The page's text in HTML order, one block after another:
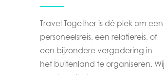
Travel Together is dé plek om een
personeelsreis, een relatiereis, of
een bijzondere vergadering in
het buitenland te organiseren. Wij